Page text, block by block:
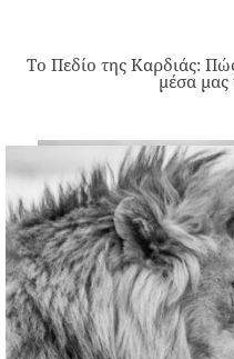
Το Πεδίο της Καρδιάς:
μέσα